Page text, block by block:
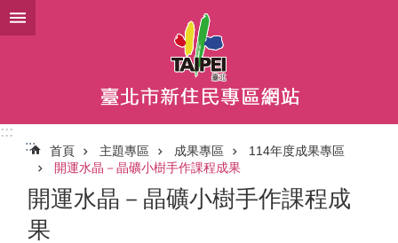
跳到主要內容區塊
:::
:::
首頁 主題專區 成果專區
114年度成果專區
開運水晶－晶礦小樹手作課程成果
開運水晶－晶礦小樹手作課程成
果